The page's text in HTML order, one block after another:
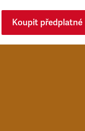
Koupit předplatné